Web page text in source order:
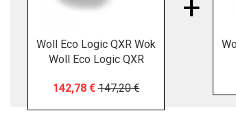
Woll Eco Logic QXR Wok
Woll Eco Logic QXR
142,78 €147,20 €